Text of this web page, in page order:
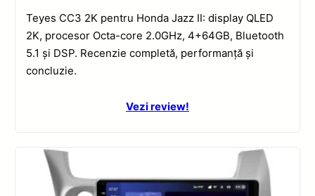
Teyes CC3 2K pentru Honda Jazz II: display QLED
2K, procesor Octa-core 2.0GHz, 4+64GB, Bluetooth
5.1 și DSP. Recenzie completă, performanță și
concluzie.
Vezi review!